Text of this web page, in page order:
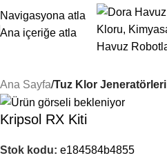
Navigasyona atla
Ana içeriğe atla
Ana Sayfa Tuz Klor Jeneratörleri
Kripsol RX Kiti
Stok kodu: e184584b4855